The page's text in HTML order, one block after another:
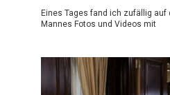
Eines Tages fand ich zufällig auf
Mannes Fotos und Videos mit